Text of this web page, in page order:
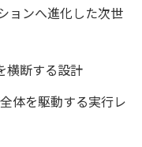
ョンへ進化した次世
横断する設計
体を駆動する実行レ